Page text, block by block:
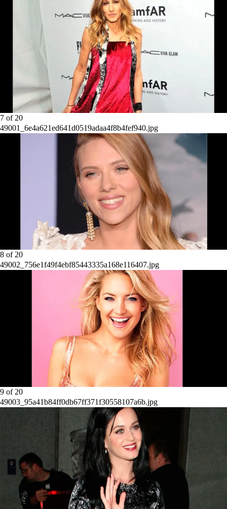
7 of 20
49001_6e4a621ed641d0519adaa4f8b4fef940.jpg
8 of 20
49002_756e1f49f4ebf85443335a168e116407.jpg
9 of 20
49003_95a41b84ff0db67ff371f30558107a6b.jpg